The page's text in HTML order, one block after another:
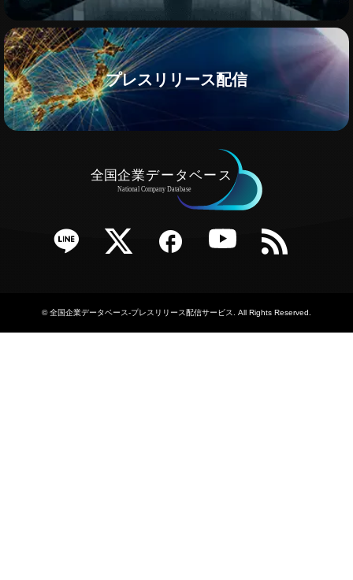
プレスリリース配信
Twitter Facebook YouTube RSS
©全国企業データベース-プレスリリース配信サービス . All Rights Reserved.